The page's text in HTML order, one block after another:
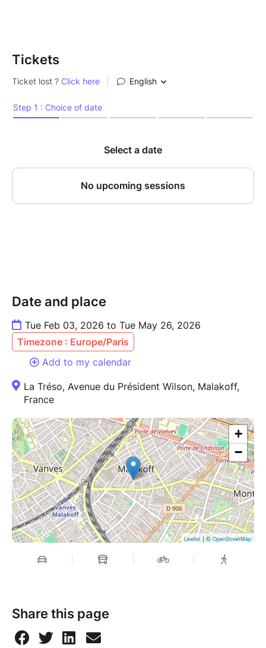
Tickets
Date and place
Tue Feb 03, 2026 to Tue May 26, 2026
Timezone : Europe/Paris
Add to my calendar
La Tréso, Avenue du Président Wilson, Malakoff,
France
+
−
Leaflet| © OpenStreetMap
Share this page